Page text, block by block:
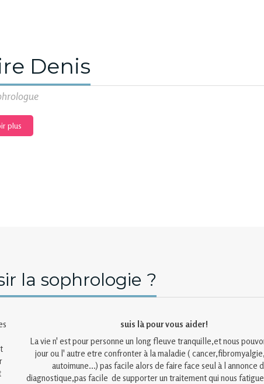
Denis
plus
la sophrologie ?
suis là pour vous aider!
La vie n' est pour personne un long fleuve tranquille,et nous
jour ou l' autre etre confronter à la maladie (
autoimune...) pas facile alors de faire face seul à l annonce
diagnostique,pas facile de supporter un traitement qui nous